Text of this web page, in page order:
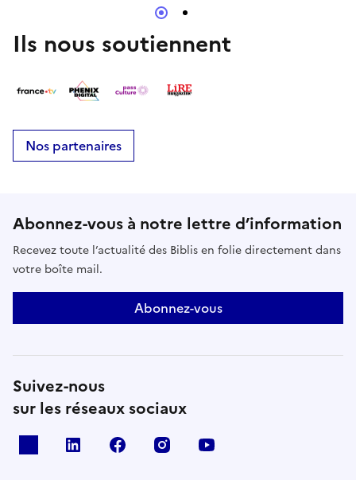
Ils nous soutiennent
Nos partenaires
Abonnez-vous à notre lettre d’information
Recevez toute l’actualité des Biblis en folie directement dans
votre boîte mail.
Abonnez-vous
Suivez-nous
sur les réseaux sociaux
Linkedin Facebook Instagram